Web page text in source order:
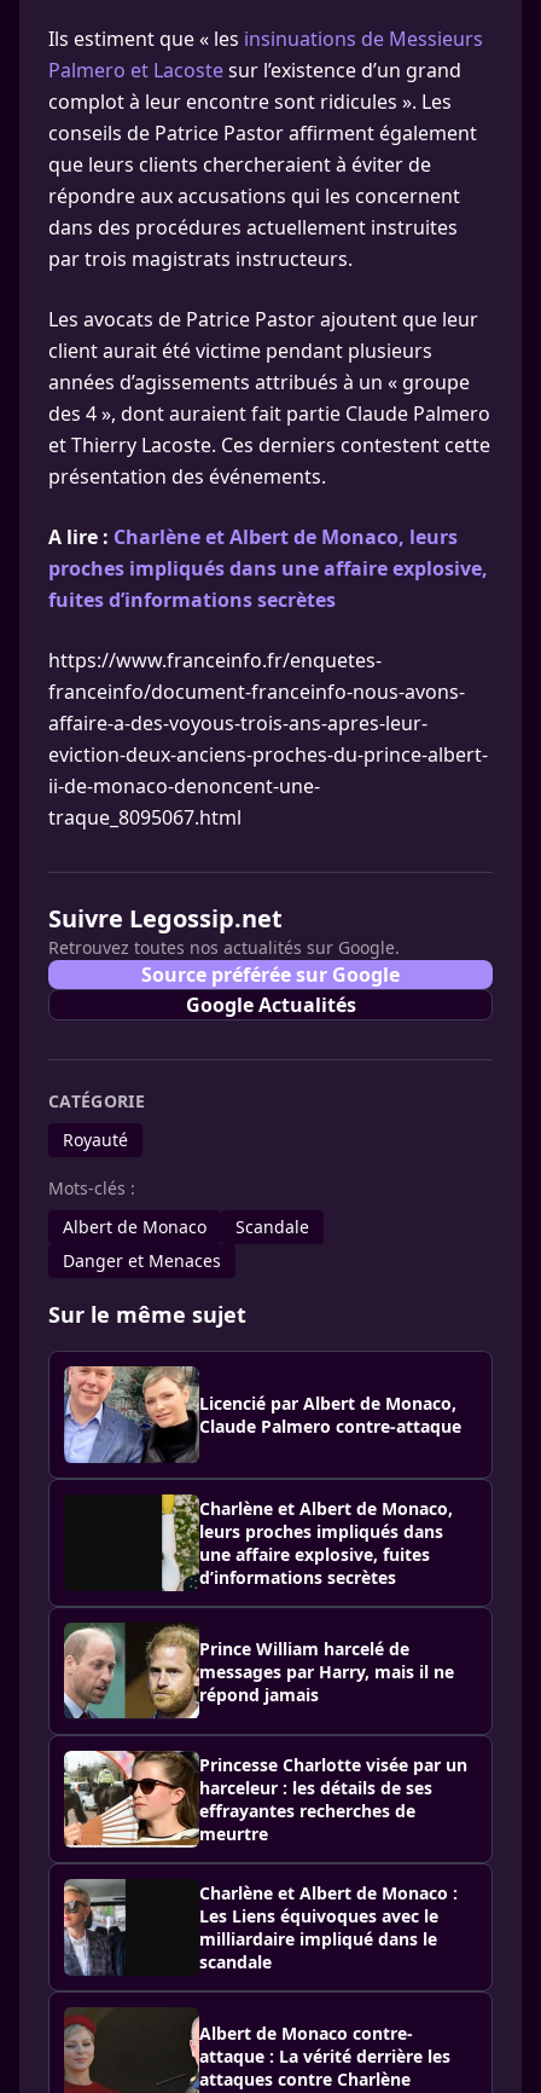
Ils estiment que « les insinuations de Messieurs
Palmero et Lacostesur l’existence d’un grand
complot à leur encontre sont ridicules ». Les
conseils de Patrice Pastor affirment également
que leurs clients chercheraient à éviter de
répondre aux accusations qui les concernent
dans des procédures actuellement instruites
par trois magistrats instructeurs.
Les avocats de Patrice Pastor ajoutent que leur
client aurait été victime pendant plusieurs
années d’agissements attribués à un « groupe
des 4 », dont auraient fait partie Claude Palmero
et Thierry Lacoste. Ces derniers contestent cette
présentation des événements.
A lire : Charlène et Albert de Monaco, leurs
proches impliqués dans une affaire explosive,
fuites d’informations secrètes
https://www.franceinfo.fr/enquetes-
franceinfo/document-franceinfo-nous-avons-
affaire-a-des-voyous-trois-ans-apres-leur-
eviction-deux-anciens-proches-du-prince-albert-
ii-de-monaco-denoncent-une-
traque_8095067.html
Suivre Legossip.net
Retrouvez toutes nos actualités sur Google.
Source préférée sur Google
Google Actualités
CATÉGORIE
Royauté
Mots-clés :
Albert de Monaco
Scandale
Danger et Menaces
Sur le même sujet
Licencié par Albert de Monaco,
Claude Palmero contre-attaque
Charlène et Albert de Monaco,
leurs proches impliqués dans
une affaire explosive, fuites
d’informations secrètes
Prince William harcelé de
messages par Harry, mais il ne
répond jamais
Princesse Charlotte visée par un
harceleur : les détails de ses
effrayantes recherches de
meurtre
Charlène et Albert de Monaco :
Les Liens équivoques avec le
milliardaire impliqué dans le
scandale
Albert de Monaco contre-
attaque : La vérité derrière les
attaques contre Charlène